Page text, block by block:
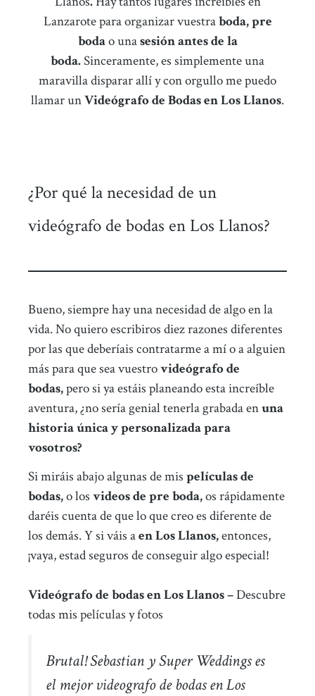
Lanzarote para organizar vuestraboda, pre
bodao unasesión antes de la
boda.Sinceramente, es simplemente una
maravilla disparar allí y con orgullo me puedo
llamar unVideógrafo de Bodas en Los Llanos.
¿Por qué la necesidad de un
videógrafo de bodas en Los Llanos?
Bueno, siempre hay una necesidad de algo en la
vida. No quiero escribiros diez razones diferentes
por las que deberíais contratarme a mí o a alguien
más para que sea vuestrovideógrafo de
bodas,pero si ya estáis planeando esta increíble
aventura, ¿no sería genial tenerla grabada enuna
historia única y personalizada para
vosotros?
Si miráis abajo algunas de mis películas de
bodas,o los videos de pre boda,os rápidamente
daréis cuenta de que lo que creo es diferente de
los demás. Y si váis aen Los Llanos,entonces,
¡vaya, estad seguros de conseguir algo especial!
Videógrafo de bodas en Los Llanos –Descubre
todas mis películas yfotos
Brutal! Sebastian y Super Weddings es
el mejor videografo de bodas en Los